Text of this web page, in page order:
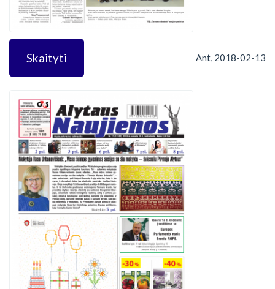
Skaityti Ant, 2018-02-13